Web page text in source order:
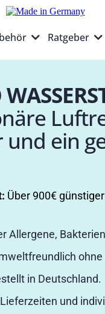
Ratgeber
und ein
Über 900€
Allergene,
ohne
in Deutschland.
und